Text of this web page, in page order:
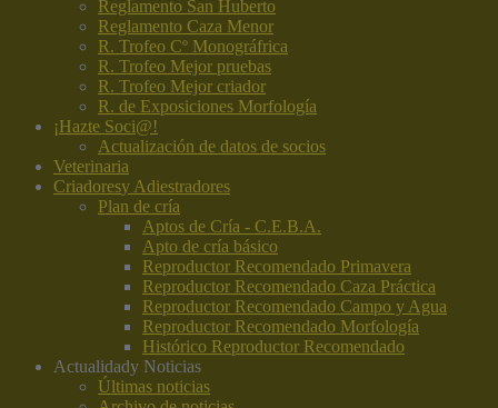
Reglamento San Huberto
Reglamento Caza Menor
R. Trofeo Cº Monográfrica
R. Trofeo Mejor pruebas
R. Trofeo Mejor criador
R. de Exposiciones Morfología
¡Hazte Soci@!
Actualización de datos de socios
Veterinaria
Criadoresy Adiestradores
Plan de cría
Aptos de Cría - C.E.B.A.
Apto de cría básico
Reproductor Recomendado Primavera
Reproductor Recomendado Caza Práctica
Reproductor Recomendado Campo y Agua
Reproductor Recomendado Morfología
Histórico Reproductor Recomendado
Actualidady Noticias
Últimas noticias